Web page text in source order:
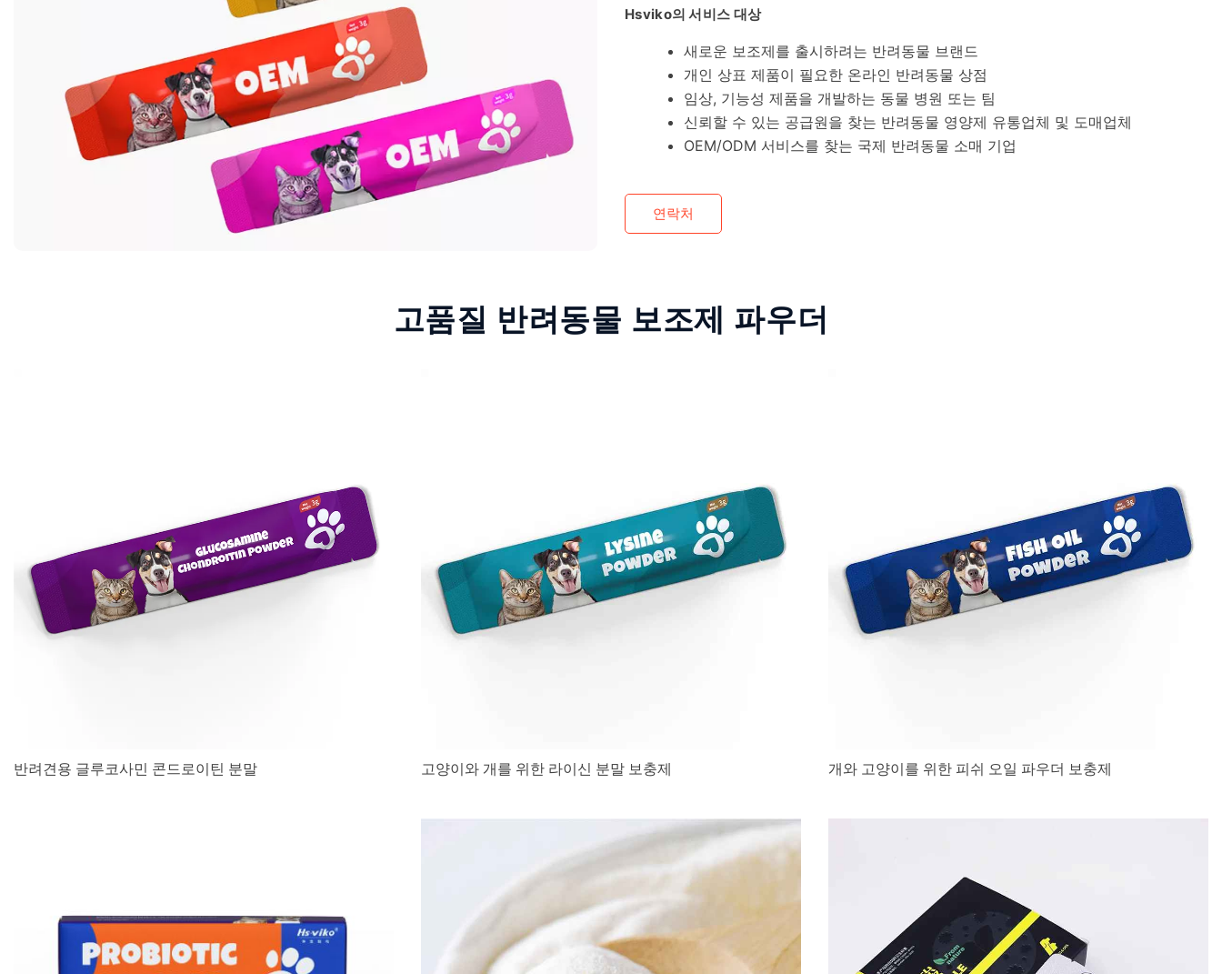
Hsviko의 서비스 대상
새로운 보조제를 출시하려는 반려동물 브랜드
개인 상표 제품이 필요한 온라인 반려동물 상점
임상, 기능성 제품을 개발하는 동물 병원 또는 팀
신뢰할 수 있는 공급원을 찾는 반려동물 영양제 유통업체 및 도매업체
OEM/ODM 서비스를 찾는 국제 반려동물 소매 기업
연락처
고품질 반려동물 보조제 파우더
반려견용 글루코사민 콘드로이틴 분말 고양이와 개를 위한 라이신 분말 보충제 개와 고양이를 위한 피쉬 오일 파우더 보충제